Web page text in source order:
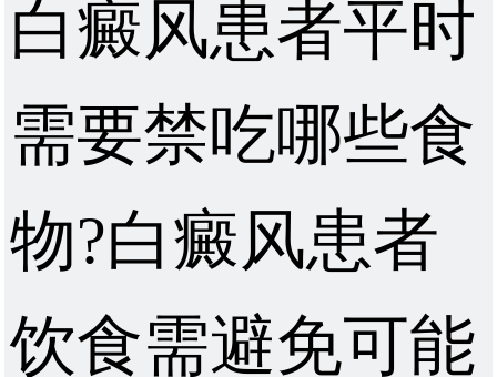
白癜风患者平时
需要禁吃哪些食
物?白癜风患者
饮食需避免可能